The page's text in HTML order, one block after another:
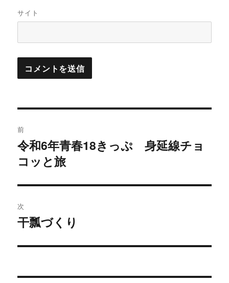
サイト
稿
ナ
ビ
ゲ
ー
シ
前
過
去
投
稿:
令和6年青春18きっぷ 身延線チョ
コッと旅
次
次
投
干瓢づくり